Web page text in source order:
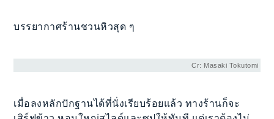
บรรยากาศร้านชวนหิวสุด ๆ
Cr: Masaki Tokutomi
เมื่อลงหลักปักฐานได้ที่นั่งเรียบร้อยแล้ว ทางร้านก็จะ